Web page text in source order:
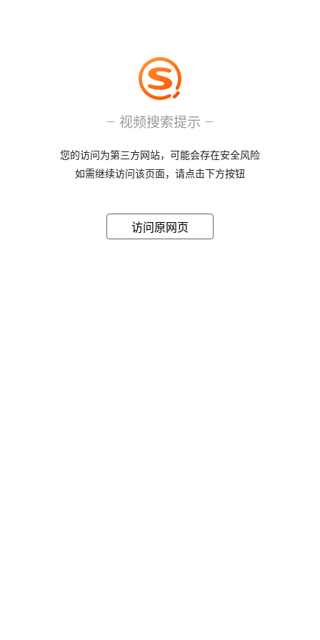
视频搜索提示
您的访问为第三方网站，可能会存在安全风险
如需继续访问该页面，请点击下方按钮
访问原网页